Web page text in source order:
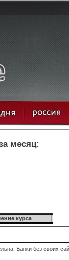
месяц:
курса
Банки без своих